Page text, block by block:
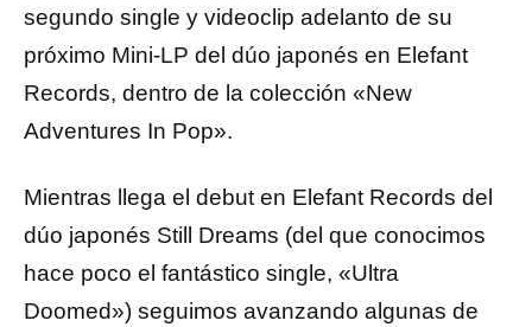
segundo single y videoclip adelanto de su
próximo Mini-LP del dúo japonés en Elefant
Records, dentro de la colección «New
Adventures In Pop».
Mientras llega el debut en Elefant Records del
dúo japonés Still Dreams (del que conocimos
hace poco el fantástico single, «Ultra
Doomed») seguimos avanzando algunas de